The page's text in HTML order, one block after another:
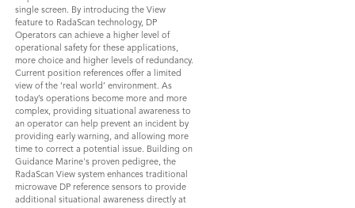
single screen. By introducing the View
feature to RadaScan technology, DP
Operators can achieve a higher level of
operational safety for these applications,
more choice and higher levels of redundancy.
Current position references offer a limited
view of the ‘real world’ environment. As
today’s operations become more and more
complex, providing situational awareness to
an operator can help prevent an incident by
providing early warning, and allowing more
time to correct a potential issue. Building on
Guidance Marine's proven pedigree, the
RadaScan View system enhances traditional
microwave DP reference sensors to provide
additional situational awareness directly at